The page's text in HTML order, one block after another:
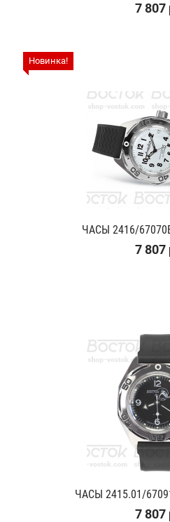
7 807
Новинка!
ЧАСЫ 2416/
7 807
ЧАСЫ 2415.01/
7 807